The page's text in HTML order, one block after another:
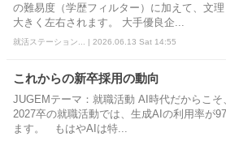
の難易度（学歴フィルター）に加えて、文
大きく左右されます。 大手優良企...
就活ステーション... | 2026.06.13 Sat 14:55
これからの新卒採用の動向
JUGEMテーマ：就職活動 AI時代だからこ
2027卒の就職活動では、生成AIの利用率が
ます。 もはやAIは特...